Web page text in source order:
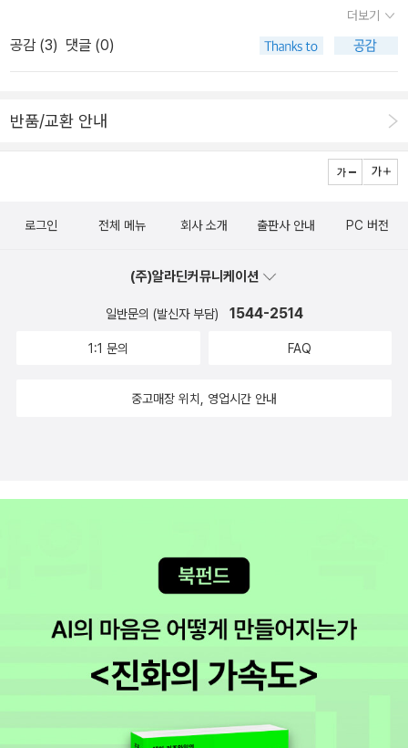
써 그들이 자연스럽게 스스로에게 물음을 제기하고, 선택할 수 있도
록 권유하고 있다.이렇게 고민과 선택을 통해서 청소년들은 성장하고
할 수 있도록 도와주는 밑거름이 되기도 한다는 것을 보여준다.몇 년
메리 제인의 부모처럼 믿고 기다려줄 수 있을지에 대해 아직 자신은
없다. 언제까지 ’평범한’ 아이였으면 하는, 이기적인 부모의 마음을 가
지고 있기 때문이다. 허나 메리 제인을 보면서 내 아이가 스스로 원하
고, 그로 인해 조금씩 믿음과 기다림으로 내 아이가 스스로 성장할 수
라, ’내면의 소리’에 귀를 기울이며, 자신이 진정으로 원하는 것이 무
엇인가를 느낄 수 있는 지혜로운 아이로 자라기를 나는 바란다.어찌
는 언제가 괜찮을 것이다. 이제 그 애들이 어디로부터 왔는지 잘 알게
되지 않았기 때문이기도 하다. 바람직한 사랑의 관계에 대해 이를 계
기로 아이와 이야기를 나누어 볼 수 있는 좋은 책이란 생각이 든다.
같았다. 또 우리 엄마에게도 추천해 드리고 싶었다. 어렸을 적의 풋풋
했던 짝사랑 시절을 떠올리며 미소를 지을 수 있을지도 모르기 때문
이다,메리 제인과 잭슨이 오해를 하여 잘 이어지지 않았을 때는 내가
다. 그 정도로 긴장감도 주면서 누군가에게는 돌아가고 싶은 그 시절
까? 는 언제나 외쳐도 입에 촥 달라 붙는 그림자 같은 존재인 것 같다.
고 있고, 또 다른 2가지의 나의 모습이 싸우고 있기 때문이다.
금 있으면 우리나라 최대의 명절 설이 되고, 또 그러다보면 겨울방학
이 끝나서 아쉬움을 가지게 될 전국의 초중고등학생들의 표정 역시
눈에 선하다.새로 나오는 책들을 눈여겨보면서 1,2월에 읽고 싶은 책
년상, 뉴베리 영예상재클린 켈리 지음, 김율희 옮김 / 다른 / 2011년 1
딸, 아무래도 예의바르고 얌전한 숙녀로 자라는 것은 좀 더 어려울 수
엄마의 이야기와 꿈. 역시 뉴베리 영예상을 수상할만한 멋진 책인 듯
지음 / 청솔 / 2011년 1월 아이들 눈높이에 맞는 손글씨 POP. 그리
도 다양한 활용자료는 스스로 자료를 만드는데 큰 도움이 될 것같다.
비친 어른, 세상, 그리고 나 주디스 라자르 지음, 전용희 옮김, 표주란
연 지음, 이병용 그림 / 진선아이 / 2011년 1월 세계사 연표를 한 눈에
다. 아이들에게도 그러한 개의 죽음은 충격으로 다가올 수 있겠다는
생각을 해본다. 이 책을 통해 아이들도 자신이 아껴주며 돌보던 애완
게 되었으면 좋겠다.읽으면 읽을수록 재미있는 청소년 문고도 새로운
책이 작년 12월에 이어 1월에도 많이 출간되었다. 우리나라 작가의
책 뿐 아니라 외국 유명작가의 책도 담겨져있어서 책을 고르는 내내
어 분 존 그리샴 지음, 신선해 옮김 / 문학수첩 / 2011년 1월할까? 말
더보기
공감 (3) 댓글 (0)
반품/교환 안내
로그인 전체 메뉴 회사 소개 출판사 안내 PC 버전
(주)알라딘커뮤니케이션
일반문의 (발신자 부담) 1544-2514
1:1 문의 FAQ
중고매장 위치, 영업시간 안내